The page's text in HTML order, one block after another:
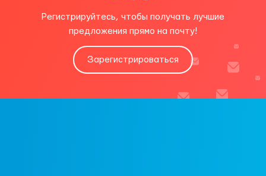
Регистрируйтесь, чтобы получать лучшие
предложения прямо на почту!
Зарегистрироваться